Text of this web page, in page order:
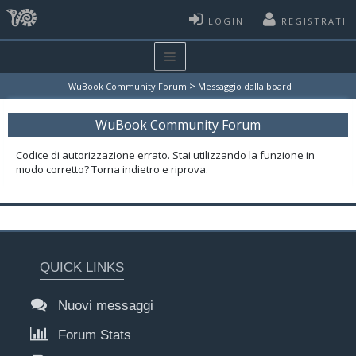
LOGIN REGISTRATI
WuBook Community Forum > Messaggio dalla board
WuBook Community Forum
Codice di autorizzazione errato. Stai utilizzando la funzione in
modo corretto? Torna indietro e riprova.
QUICK LINKS
Nuovi messaggi
Forum Stats